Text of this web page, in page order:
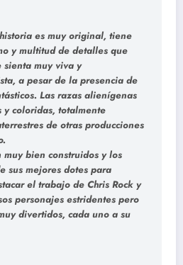
es muy original, tiene
y multitud de detalles que
sienta muy viva y
a pesar de la presencia de
Las razas alienígenas
y coloridas, totalmente
de otras producciones
muy bien construidos y los
sus mejores dotes para
el trabajo de Chris Rock y
personajes estridentes pero
divertidos, cada uno a su